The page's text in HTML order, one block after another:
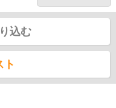
込む
ト